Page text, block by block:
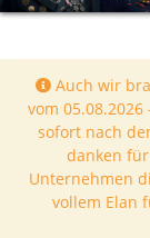
Auch wir
vom
sofort nach
danken
Unternehmen
vollem Elan